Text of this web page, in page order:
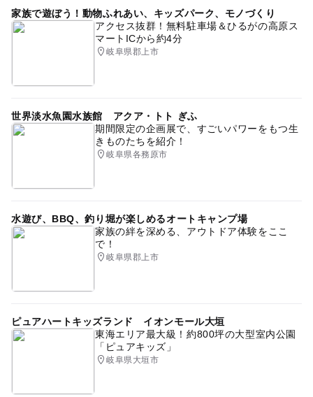
家族で遊ぼう！動物ふれあい、キッズパーク、モノづくり
アクセス抜群！無料駐車場＆ひるがの高原ス
マートICから約4分
岐阜県郡上市
世界淡水魚園水族館 アクア・トト ぎふ
期間限定の企画展で、すごいパワーをもつ生
きものたちを紹介！
岐阜県各務原市
水遊び、BBQ、釣り堀が楽しめるオートキャンプ場
家族の絆を深める、アウトドア体験をここ
で！
岐阜県郡上市
ピュアハートキッズランド イオンモール大垣
東海エリア最大級！約800坪の大型室内公園
「ピュアキッズ」
岐阜県大垣市